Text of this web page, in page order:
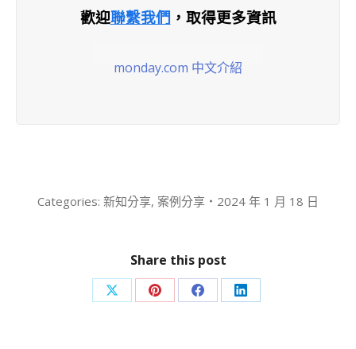
歡迎聯繫我們 ，取得更多資訊
monday.com 中文介紹
Categories: 新知分享, 案例分享 2024 年 1 月 18 日
Share this post
Share Share Share Share